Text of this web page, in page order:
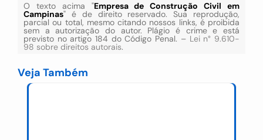
O texto acima "Empresa de Construção Civil em
Campinas" é de direito reservado. Sua reprodução,
parcial ou total, mesmo citando nossos links, é proibida
sem a autorização do autor. Plágio é crime e está
previsto no artigo 184 do Código Penal. – Lei n° 9.610-
98 sobre direitos autorais.
Veja Também